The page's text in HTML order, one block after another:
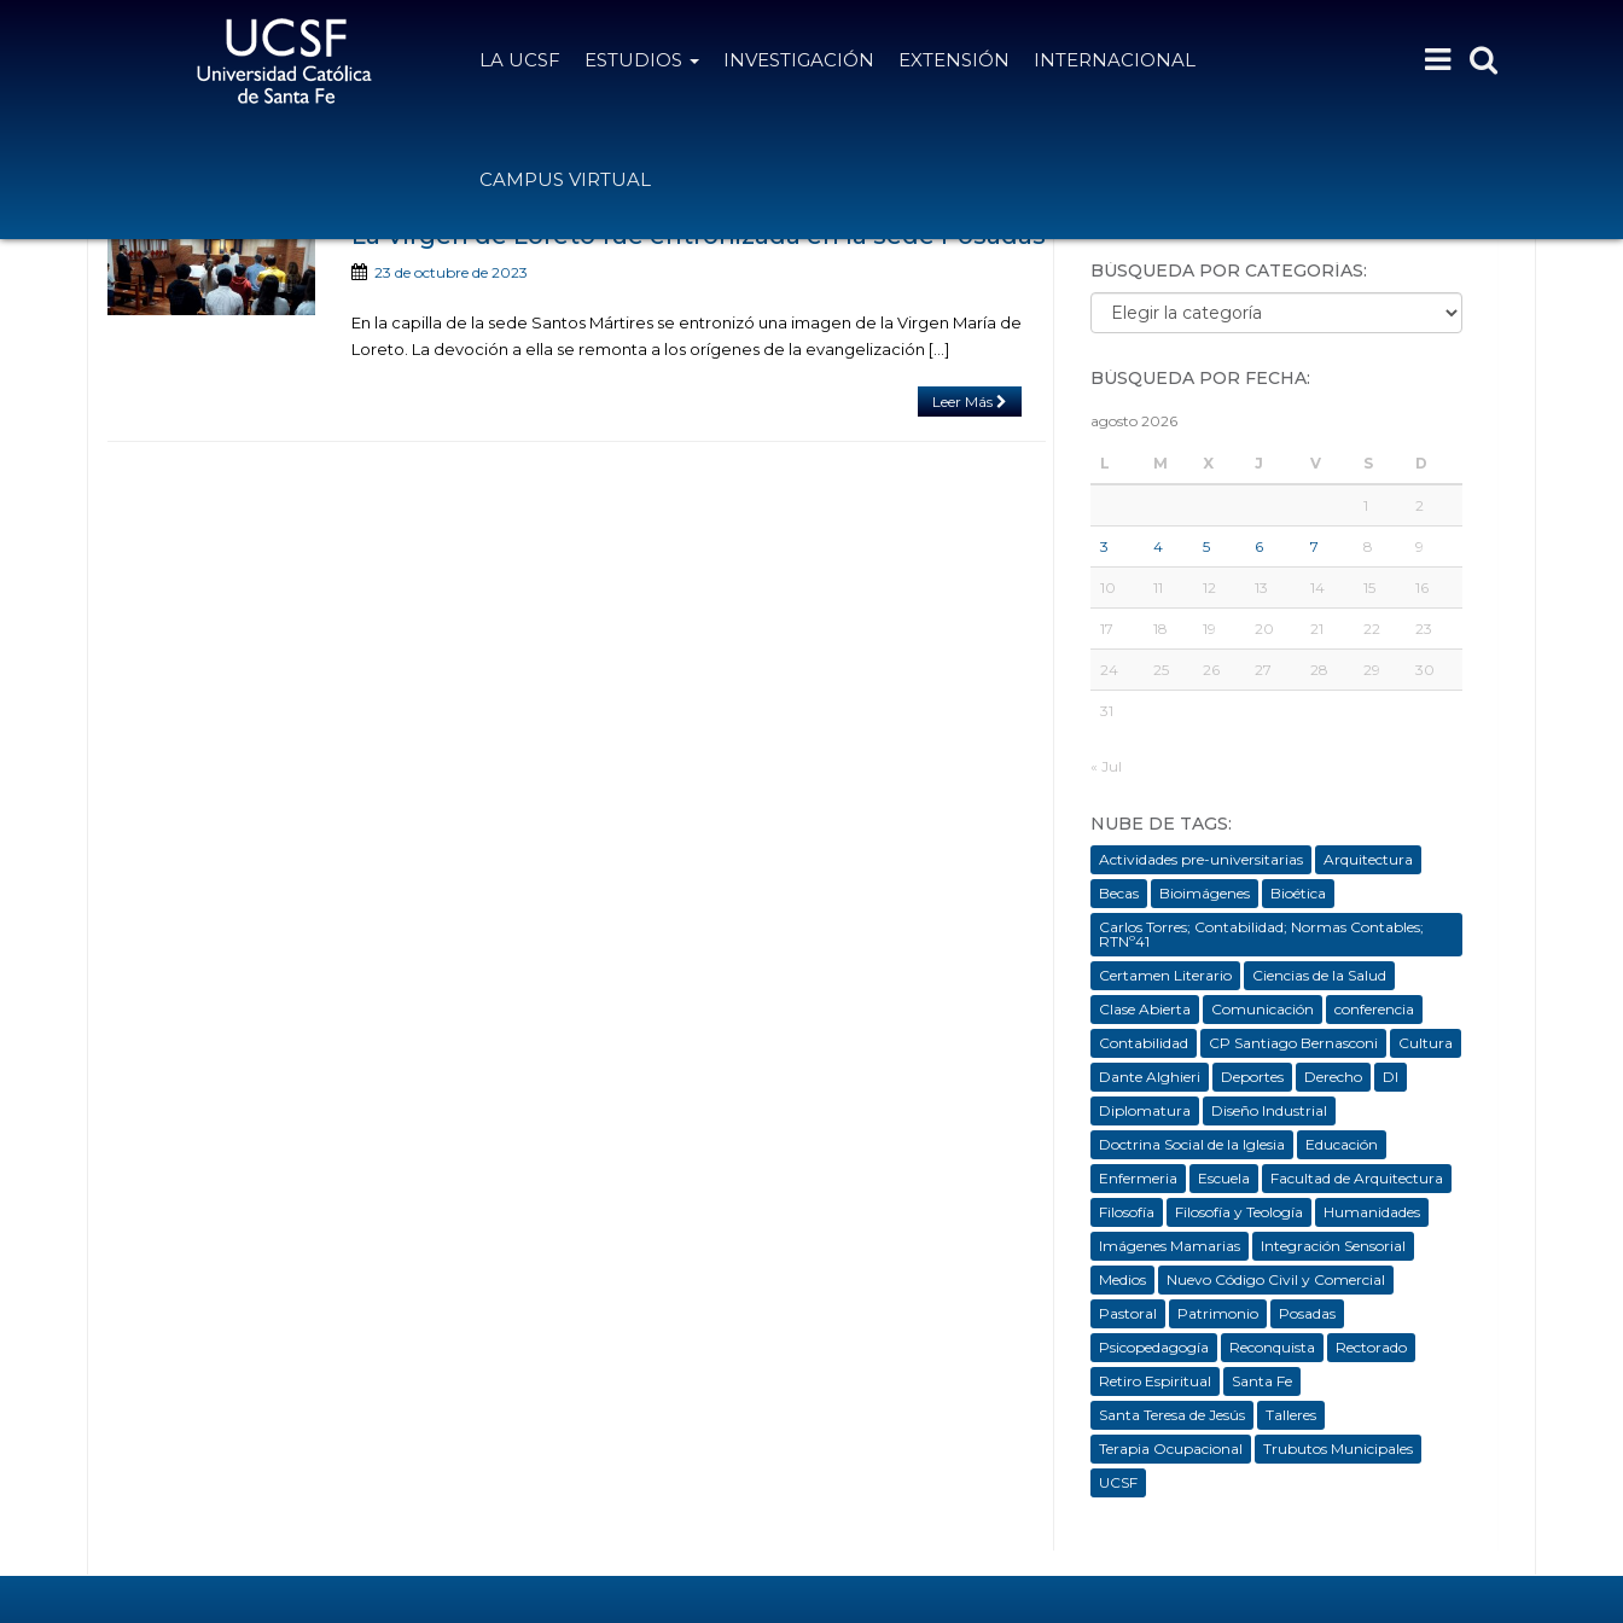
LA UCSF ESTUDIOS INVESTIGACIÓN EXTENSIÓN INTERNACIONAL
CAMPUS VIRTUAL
La Virgen de Loreto fue entronizada en la sede Posadas
23 de octubre de 2023
En la capilla de la sede Santos Mártires se entronizó una imagen de la Virgen María de
Loreto. La devoción a ella se remonta a los orígenes de la evangelización […]
Leer Más
BÚSQUEDA POR CATEGORÍAS:
Búsqueda por categorías:
BÚSQUEDA POR FECHA:
agosto 2026
L M X J V S D
1 2
3 4 5 6 7 8 9
10 11 12 13 14 15 16
17 18 19 20 21 22 23
24 25 26 27 28 29 30
31
« Jul
NUBE DE TAGS:
Actividades pre-universitarias
Arquitectura
Becas
Bioimágenes
Bioética
Carlos Torres; Contabilidad; Normas Contables;
RTNº41
Certamen Literario
Ciencias de la Salud
Clase Abierta
Comunicación
conferencia
Contabilidad
CP Santiago Bernasconi
Cultura
Dante Alghieri
Deportes Derecho
DI
Diplomatura
Diseño Industrial
Doctrina Social de la Iglesia
Educación
Enfermeria
Escuela
Facultad de Arquitectura
Filosofía
Filosofía y Teología
Humanidades
Imágenes Mamarias
Integración Sensorial
Medios
Nuevo Código Civil y Comercial
Pastoral
Patrimonio
Posadas
Psicopedagogía
Reconquista
Rectorado
Retiro Espiritual
Santa Fe
Santa Teresa de Jesús
Talleres
Terapia Ocupacional
Trubutos Municipales
UCSF